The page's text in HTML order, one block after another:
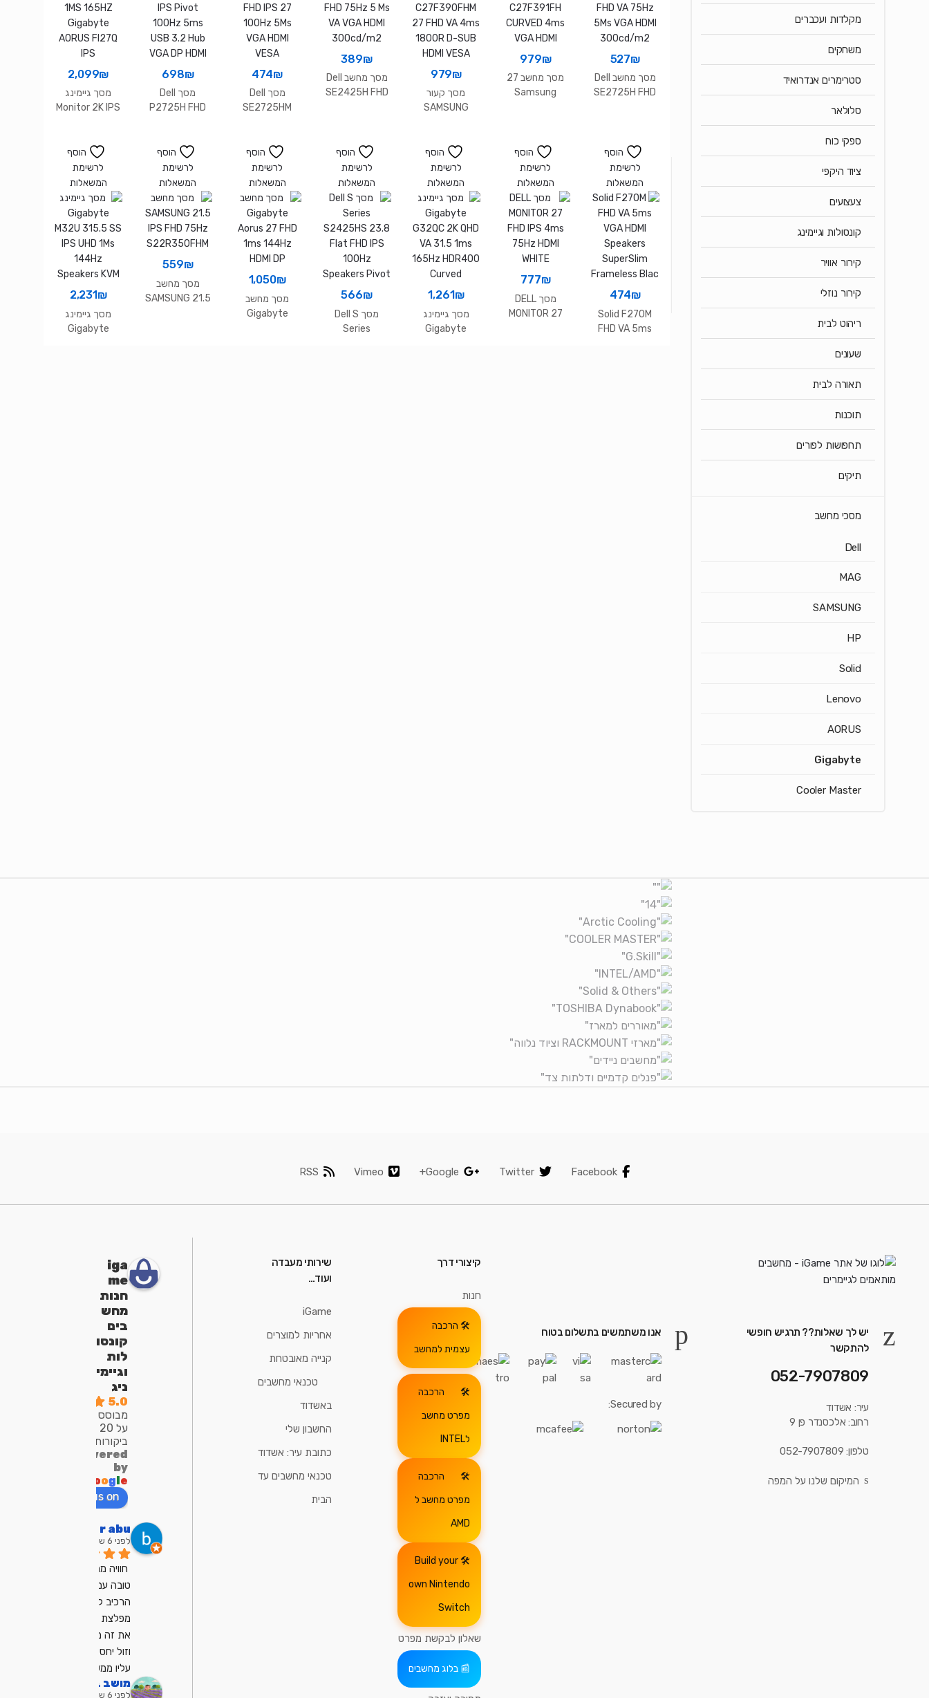
527₪
מסך מחשב Dell
SE2725H FHD
979₪
מסך מחשב 27
Samsung
979₪
מסך קעור
SAMSUNG
1800R D-SUB
HDMI VESA
389₪
מסך מחשב Dell
SE2425H FHD
474₪
מסך Dell
SE2725HM
VGA HDMI
VESA
698₪
מסך Dell
P2725H FHD
USB 3.2 Hub
VGA DP HDMI
2,099₪
מסך גיימינג
Monitor 2K IPS
AORUS FI27Q
IPS
הוסף
לרשימת
המשאלות
474₪
Solid F270M
FHD VA 5ms
הוסף
לרשימת
המשאלות
777₪
מסך DELL
MONITOR 27
הוסף
לרשימת
המשאלות
1,261 ₪
מסך גיימינג
Gigabyte
הוסף
לרשימת
המשאלות
566₪
מסך Dell S
Series
הוסף
לרשימת
המשאלות
1,050₪
מסך מחשב
Gigabyte
הוסף
לרשימת
המשאלות
559₪
מסך מחשב
SAMSUNG 21.5
הוסף
לרשימת
המשאלות
2,231 ₪
מסך גיימינג
Gigabyte
מקלדות ועכברים
משחקים
סטרימרים אנדרואיד
סלולאר
ספקי כוח
ציוד היקפי
צעצועים
קונסולות וגיימינג
קירור אוויר
קירור נוזלי
ריהוט לבית
שעונים
תאורה לבית
תוכנות
תחפושות לפורים
תיקים
מסכי מחשב
Dell
MAG
SAMSUNG
HP
Solid
Lenovo
AORUS
Gigabyte
Cooler Master
Facebook
Twitter
Google+
Vimeo
RSS
יש לך שאלות?? תרגיש חופשי
להתקשר
052-7907809
עיר: אשדוד
רחוב: אלכסנדר פן 9
טלפון: 052-7907809
המיקום שלנו על המפה
אנו משתמשים בתשלום בטוח
Secured by:
קיצורי דרך
חנות
הרכבה
עצמית למחשב
הרכבה
מפרט מחשב
לINTEL
הרכבה
מפרט מחשב ל
AMD
Build your
own Nintendo
Switch
שאלון לבקשת מפרט
בלוג מחשבים
שירותי מעבדה
ועוד…
iGame
אחריות למוצרים
קנייה מאובטחת
טכנאי מחשבים
באשדוד
החשבון שלי
כתובת עיר: אשדוד
טכנאי מחשבים עד
הבית
iga
me
חנות
מחש
בים
קונסו
לות
וגיימי
ניג
5.0
מבוסס
על 20
ביקורות
powered
by
oogle
review us on
bar abu
לפני 6 שנים
עליו ממש
מושב בן שמן
לפני 6 שנים